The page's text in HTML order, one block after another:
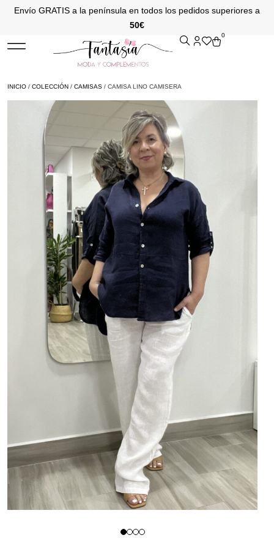
Envío GRATIS a la península en todos los pedidos superiores a
50€
0
INICIO / COLECCIÓN / CAMISAS / CAMISA LINO CAMISERA